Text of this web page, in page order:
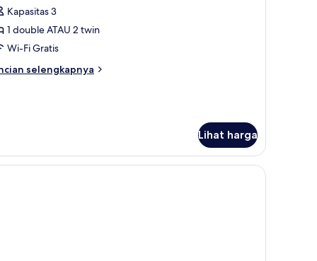
Kapasitas 3
1 double ATAU 2 twin
Wi-Fi Gratis
selengkapnya
Lihat harga